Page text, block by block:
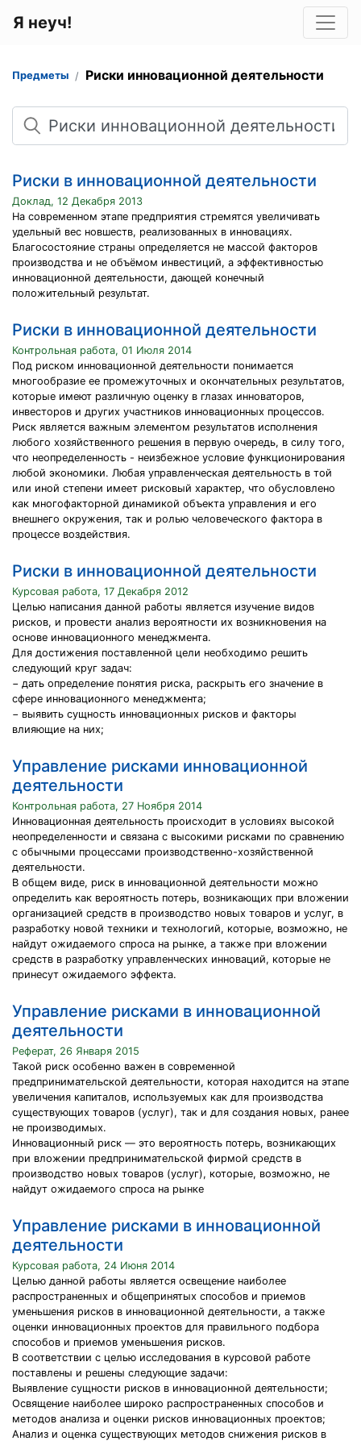
Я неуч!
Предметы Риски инновационной деятельности
Поиск
Риски в инновационной деятельности
Доклад, 12 Декабря 2013
На современном этапе предприятия стремятся увеличивать
удельный вес новшеств, реализованных в инновациях.
Благосостояние страны определяется не массой факторов
производства и не объёмом инвестиций, а эффективностью
инновационной деятельности, дающей конечный
положительный результат.
Риски в инновационной деятельности
Контрольная работа, 01 Июля 2014
Под риском инновационной деятельности понимается
многообразие ее промежуточных и окончательных результатов,
которые имеют различную оценку в глазах инноваторов,
инвесторов и других участников инновационных процессов.
Риск является важным элементом результатов исполнения
любого хозяйственного решения в первую очередь, в силу того,
что неопределенность - неизбежное условие функционирования
любой экономики. Любая управленческая деятельность в той
или иной степени имеет рисковый характер, что обусловлено
как многофакторной динамикой объекта управления и его
внешнего окружения, так и ролью человеческого фактора в
процессе воздействия.
Риски в инновационной деятельности
Курсовая работа, 17 Декабря 2012
Целью написания данной работы является изучение видов
рисков, и провести анализ вероятности их возникновения на
основе инновационного менеджмента.
Для достижения поставленной цели необходимо решить
следующий круг задач:
− дать определение понятия риска, раскрыть его значение в
сфере инновационного менеджмента;
− выявить сущность инновационных рисков и факторы
влияющие на них;
Управление рисками инновационной
деятельности
Контрольная работа, 27 Ноября 2014
Инновационная деятельность происходит в условиях высокой
неопределенности и связана с высокими рисками по сравнению
с обычными процессами производственно-хозяйственной
деятельности.
В общем виде, риск в инновационной деятельности можно
определить как вероятность потерь, возникающих при вложении
организацией средств в производство новых товаров и услуг, в
разработку новой техники и технологий, которые, возможно, не
найдут ожидаемого спроса на рынке, а также при вложении
средств в разработку управленческих инноваций, которые не
принесут ожидаемого эффекта.
Управление рисками в инновационной
деятельности
Реферат, 26 Января 2015
Такой риск особенно важен в современной
предпринимательской деятельности, которая находится на этапе
увеличения капиталов, используемых как для производства
существующих товаров (услуг), так и для создания новых, ранее
не производимых.
Инновационный риск — это вероятность потерь, возникающих
при вложении предпринимательской фирмой средств в
производство новых товаров (услуг), которые, возможно, не
найдут ожидаемого спроса на рынке
Управление рисками в инновационной
деятельности
Курсовая работа, 24 Июня 2014
Целью данной работы является освещение наиболее
распространенных и общепринятых способов и приемов
уменьшения рисков в инновационной деятельности, а также
оценки инновационных проектов для правильного подбора
способов и приемов уменьшения рисков.
В соответствии с целью исследования в курсовой работе
поставлены и решены следующие задачи:
Выявление сущности рисков в инновационной деятельности;
Освящение наиболее широко распространенных способов и
методов анализа и оценки рисков инновационных проектов;
Анализ и оценка существующих методов снижения рисков в